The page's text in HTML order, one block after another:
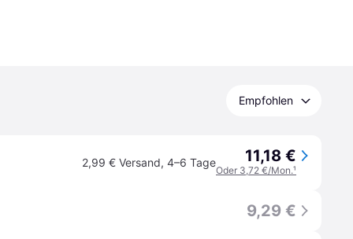
Empfohlen
2,99 € Versand, 4–6 Tage 11,18 €
Oder 3,72 €/Mon.¹
9,29 €